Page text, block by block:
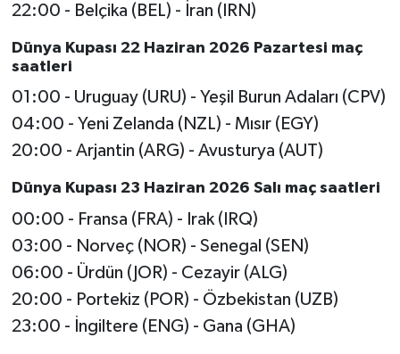
22:00 - Belçika (BEL) - İran (IRN)
Dünya Kupası 22 Haziran 2026 Pazartesi maç
saatleri
01:00 - Uruguay (URU) - Yeşil Burun Adaları (CPV)
04:00 - Yeni Zelanda (NZL) - Mısır (EGY)
20:00 - Arjantin (ARG) - Avusturya (AUT)
Dünya Kupası 23 Haziran 2026 Salı maç saatleri
00:00 - Fransa (FRA) - Irak (IRQ)
03:00 - Norveç (NOR) - Senegal (SEN)
06:00 - Ürdün (JOR) - Cezayir (ALG)
20:00 - Portekiz (POR) - Özbekistan (UZB)
23:00 - İngiltere (ENG) - Gana (GHA)